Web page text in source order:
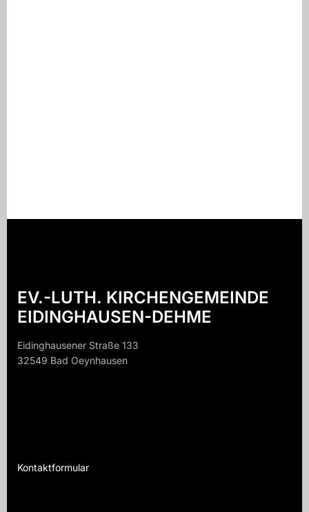
EV.-LUTH. KIRCHENGEMEINDE
EIDINGHAUSEN-DEHME
Eidinghausener Straße 133
32549 Bad Oeynhausen
Kontaktformular